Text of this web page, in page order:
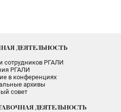
ДЕЯТЕЛЬНОСТЬ
сотрудников РГАЛИ
РГАЛИ
в конференциях
архивы
совет
ДЕЯТЕЛЬНОСТЬ